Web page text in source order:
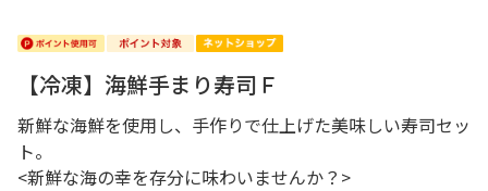
【冷凍】海鮮手まり寿司Ｆ
新鮮な海鮮を使用し、手作りで仕上げた美味しい寿司セッ
ト。
<新鮮な海の幸を存分に味わいませんか？>